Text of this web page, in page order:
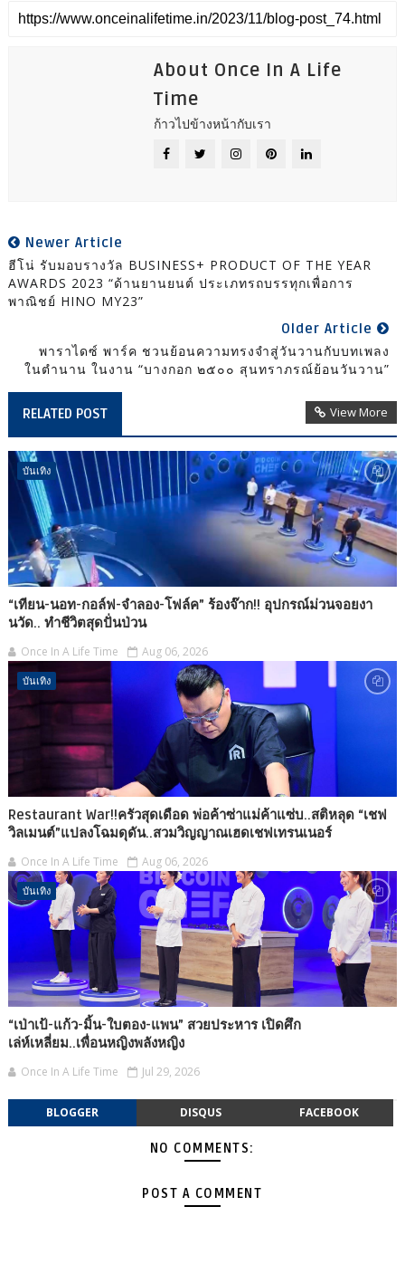
About Once In A Life
Time
ก้าวไปข้างหน้ากับเรา
Newer Article
ฮีโน่ รับมอบรางวัล BUSINESS+ PRODUCT OF THE YEAR
AWARDS 2023 “ด้านยานยนต์ ประเภทรถบรรทุกเพื่อการ
พาณิชย์ HINO MY23”
Older Article
พาราไดซ์ พาร์ค ชวนย้อนความทรงจำสู่วันวานกับบทเพลง
ในตํานาน ในงาน “บางกอก ๒๕๐๐ สุนทราภรณ์ย้อนวันวาน”
RELATED POST View More
บันเทิง
“เทียน-นอท-กอล์ฟ-จำลอง-โฟล์ค” ร้องจ๊าก!! อุปกรณ์ม่วนจอยงา
นวัด.. ทำชีวิตสุดปั่นป่วน
Once In A Life Time Aug 06, 2026
บันเทิง
Restaurant War!!ครัวสุดเดือด พ่อค้าซ่าแม่ค้าแซ่บ..สติหลุด “เชฟ
วิลเมนต์”แปลงโฉมดุดัน..สวมวิญญาณเฮดเชฟเทรนเนอร์
Once In A Life Time Aug 06, 2026
บันเทิง
“เป่าเป้-แก้ว-มิ้น-ใบตอง-แพน” สวยประหาร เปิดศึก
เล่ห์เหลี่ยม..เพื่อนหญิงพลังหญิง
Once In A Life Time Jul 29, 2026
BLOGGER DISQUS FACEBOOK
NO COMMENTS:
POST A COMMENT